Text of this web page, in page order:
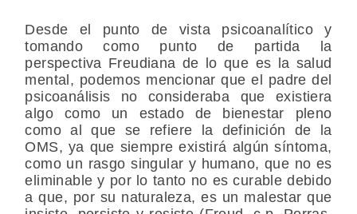
Desde el punto de vista psicoanalítico y
tomando como punto de partida la
perspectiva Freudiana de lo que es la salud
mental, podemos mencionar que el padre del
psicoanálisis no consideraba que existiera
algo como un estado de bienestar pleno
como al que se refiere la definición de la
OMS, ya que siempre existirá algún síntoma,
como un rasgo singular y humano, que no es
eliminable y por lo tanto no es curable debido
a que, por su naturaleza, es un malestar que